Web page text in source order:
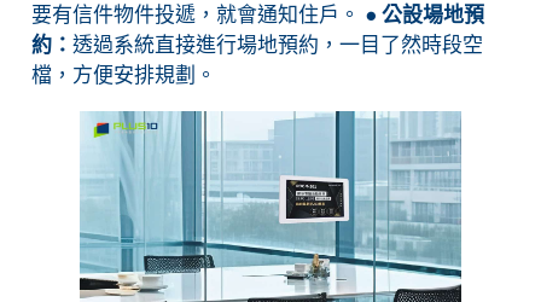
要有信件物件投遞，就會通知住戶。 ● 公設場地預
約： 透過系統直接進行場地預約，一目了然時段空
檔，方便安排規劃。